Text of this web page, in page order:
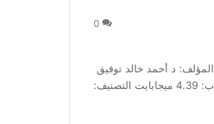
0
د أحمد خالد توفيق
نوع الملف: رواية – pdf حجم الكتاب: 4.39 ميجابايت التصنيف: